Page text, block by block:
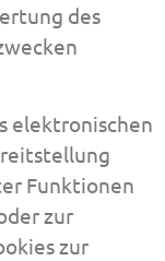
des
elektronischen
Funktionen
zur
zur